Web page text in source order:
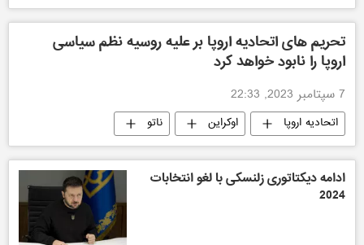
تحریم های اتحادیه اروپا بر علیه روسیه نظم سیاسی
اروپا را نابود خواهد کرد
7 سپتامبر 2023, 22:33
اتحادیه اروپا اوکراین
ناتو
سیاسی
جهان
اقتصادی
روسیه
ادامه دیکتاتوری زلنسکی با لغو انتخابات
2024